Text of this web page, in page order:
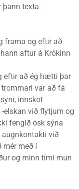
þann texta
frama og eftir að
aftur á Krókinn
eftir að ég hætti þar
var að fá
innskot
elskan við flytjum og
fengið ósk sýna
augnkontakti við
mér með í
og minn tími mun